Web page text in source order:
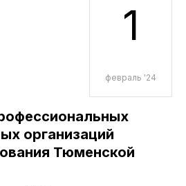
1
февраль '24
организаций
Тюменской